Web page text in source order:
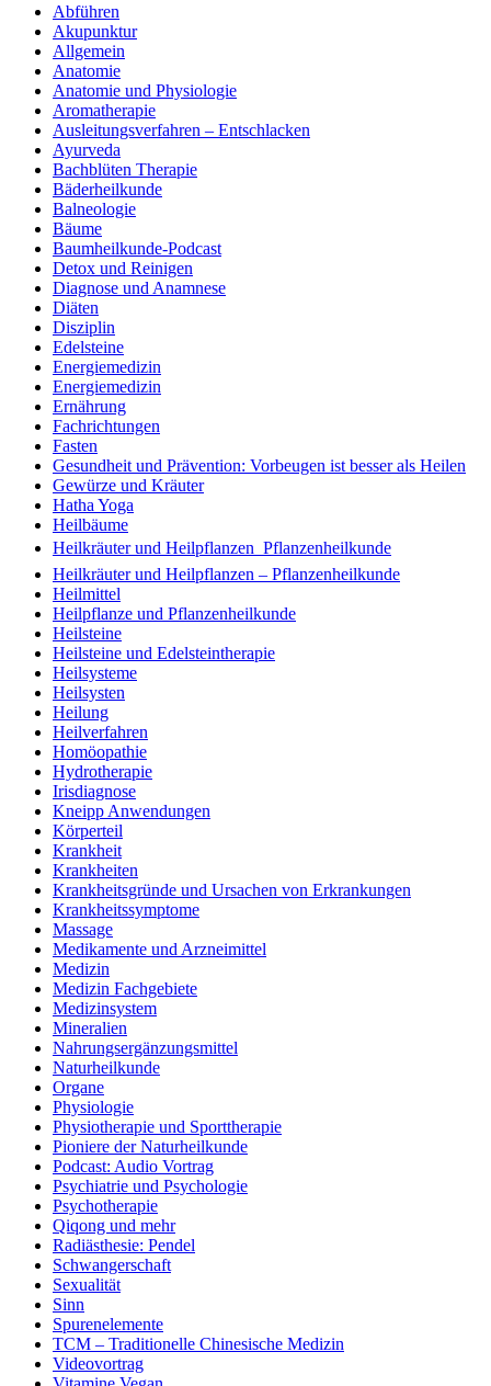
Abführen
Akupunktur
Allgemein
Anatomie
Anatomie und Physiologie
Aromatherapie
Ausleitungsverfahren – Entschlacken
Ayurveda
Bachblüten Therapie
Bäderheilkunde
Balneologie
Bäume
Baumheilkunde-Podcast
Detox und Reinigen
Diagnose und Anamnese
Diäten
Disziplin
Edelsteine
Energiemedizin
Energiemedizin
Ernährung
Fachrichtungen
Fasten
Gesundheit und Prävention: Vorbeugen ist besser als Heilen
Gewürze und Kräuter
Hatha Yoga
Heilbäume
Heilkräuter und Heilpflanzen  Pflanzenheilkunde
Heilkräuter und Heilpflanzen – Pflanzenheilkunde
Heilmittel
Heilpflanze und Pflanzenheilkunde
Heilsteine
Heilsteine und Edelsteintherapie
Heilsysteme
Heilsysten
Heilung
Heilverfahren
Homöopathie
Hydrotherapie
Irisdiagnose
Kneipp Anwendungen
Körperteil
Krankheit
Krankheiten
Krankheitsgründe und Ursachen von Erkrankungen
Krankheitssymptome
Massage
Medikamente und Arzneimittel
Medizin
Medizin Fachgebiete
Medizinsystem
Mineralien
Nahrungsergänzungsmittel
Naturheilkunde
Organe
Physiologie
Physiotherapie und Sporttherapie
Pioniere der Naturheilkunde
Podcast: Audio Vortrag
Psychiatrie und Psychologie
Psychotherapie
Qiqong und mehr
Radiästhesie: Pendel
Schwangerschaft
Sexualität
Sinn
Spurenelemente
TCM – Traditionelle Chinesische Medizin
Videovortrag